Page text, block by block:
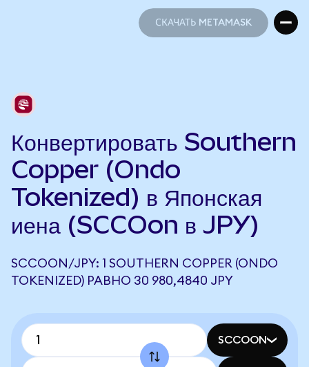
СКАЧАТЬ METAMASK
Конвертировать Southern
Copper (Ondo
Tokenized) в Японская
иена (SCCOon в JPY)
SCCOON/JPY: 1 SOUTHERN COPPER (ONDO
TOKENIZED) РАВНО 30 980,4840 JPY
SCCOON